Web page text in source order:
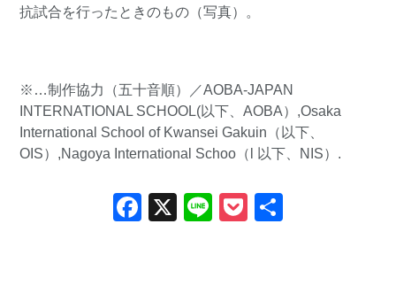
抗試合を行ったときのもの（写真）。
※…制作協力（五十音順）／AOBA-JAPAN
INTERNATIONAL SCHOOL(以下、AOBA）,Osaka
International School of Kwansei Gakuin（以下、
OIS）,Nagoya International Schoo（l 以下、NIS）.
Facebook
X LinePocket